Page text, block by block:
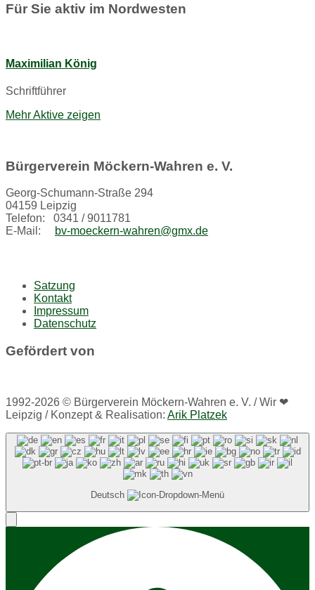
Für Sie aktiv im Nordwesten
Maximilian König
Schriftführer
Mehr Aktive zeigen
Bürgerverein Möckern-Wahren e. V.
Georg-Schumann-Straße 294
04159 Leipzig
Telefon: 0341 / 9011781
E-Mail:
bv-moeckern-wahren@gmx.de
Satzung
Kontakt
Impressum
Datenschutz
Gefördert von
1992-2026 © Bürgerverein Möckern-Wahren e. V. / Wir ❤
Leipzig / Konzept & Realisation: Arik Platzek
Deutsch